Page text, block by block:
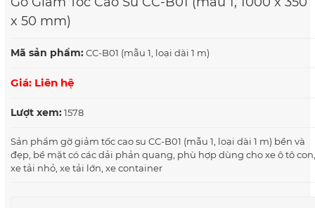
x 50 mm)
Mã sản phẩm:CC-B01 (mẫu 1, loại dài 1 m)
Giá: Liên hệ
Lượt xem: 1578
Sản phẩm gờ giảm tốc cao su CC-B01 (mẫu 1, loại dài 1 m) bền và
đẹp, bề mặt có các dải phản quang, phù hợp dùng cho xe ô tô
xe tải nhỏ, xe tải lớn, xe container